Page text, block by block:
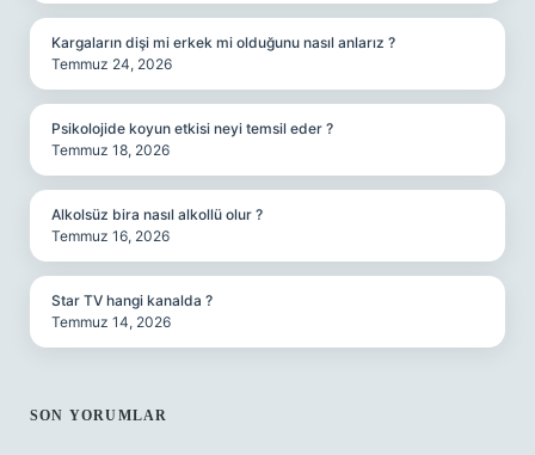
Kargaların dişi mi erkek mi olduğunu nasıl anlarız ?
Temmuz 24, 2026
Psikolojide koyun etkisi neyi temsil eder ?
Temmuz 18, 2026
Alkolsüz bira nasıl alkollü olur ?
Temmuz 16, 2026
Star TV hangi kanalda ?
Temmuz 14, 2026
SON YORUMLAR